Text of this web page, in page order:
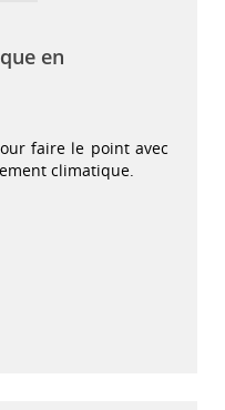
en
faire le point avec
climatique.